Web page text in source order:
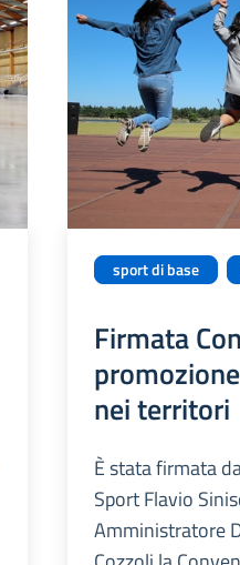
sport di base
Firmata
nei territori
È stata firmata
Sport Flavio
Amministratore